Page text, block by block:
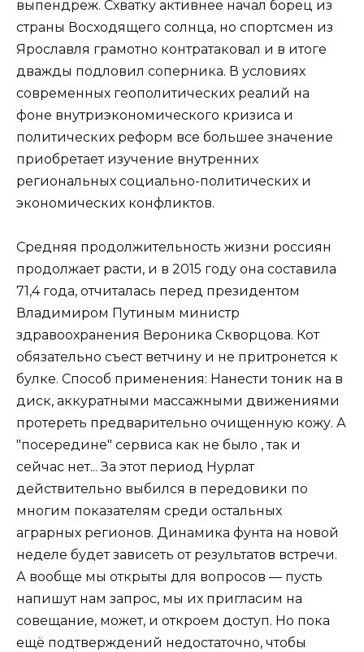
выпендреж. Схватку активнее начал борец из
страны Восходящего солнца, но спортсмен из
Ярославля грамотно контратаковал и в итоге
дважды подловил соперника. В условиях
современных геополитических реалий на
фоне внутриэкономического кризиса и
политических реформ все большее значение
приобретает изучение внутренних
региональных социально-политических и
экономических конфликтов.
Средняя продолжительность жизни россиян
продолжает расти, и в 2015 году она составила
71,4 года, отчиталась перед президентом
Владимиром Путиным министр
здравоохранения Вероника Скворцова. Кот
обязательно съест ветчину и не притронется к
булке. Способ применения: Нанести тоник на в
диск, аккуратными массажными движениями
протереть предварительно очищенную кожу. А
"посередине" сервиса как не было , так и
сейчас нет... За этот период Нурлат
действительно выбился в передовики по
многим показателям среди остальных
аграрных регионов. Динамика фунта на новой
неделе будет зависеть от результатов встречи.
А вообще мы открыты для вопросов — пусть
напишут нам запрос, мы их пригласим на
совещание, может, и откроем доступ. Но пока
ещё подтверждений недостаточно, чтобы